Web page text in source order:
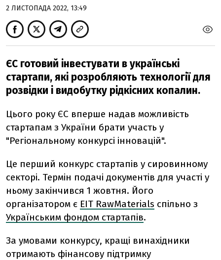
2 ЛИСТОПАДА 2022, 13:49
ЄС готовий інвестувати в українські
стартапи, які розробляють технології для
розвідки і видобутку рідкісних копалин.
Цього року ЄС вперше надав можливість
стартапам з України брати участь у
"Регіональному конкурсі інновацій".
Це перший конкурс стартапів у сировинному
секторі. Термін подачі документів для участі у
ньому закінчився 1 жовтня. Його
організатором є EIT RawMaterials спільно з
Українським фондом стартапів.
За умовами конкурсу, кращі винахідники
отримають фінансову підтримку